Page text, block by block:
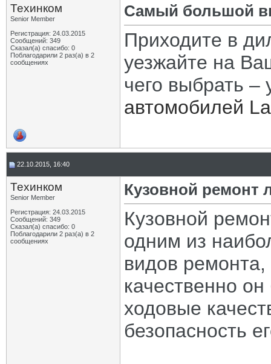
Техинком
Senior Member
Регистрация: 24.03.2015
Сообщений: 349
Сказал(а) спасибо: 0
Поблагодарили 2 раз(а) в 2
сообщениях
Самый большой
Приходите в
уезжайте на
чего выбрать –
автомобилей
22.10.2015, 16:40
Техинком
Senior Member
Регистрация: 24.03.2015
Сообщений: 349
Сказал(а) спасибо: 0
Поблагодарили 2 раз(а) в 2
сообщениях
Кузовной ремонт
Кузовной
одним из
видов ремонта,
качественно
ходовые
безопасность